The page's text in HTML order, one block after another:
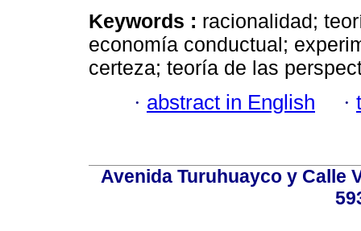
Keywords : racionalidad;
economía conductual;
certeza; teoría de las
· abstract in English ·
Avenida Turuhuayco y Calle